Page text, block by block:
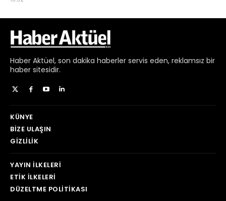
Haber Aktüel, son dakika haberler servis eden, reklamsız bir
haber sitesidir.
KÜNYE
BIZE ULAŞIN
GIZLILIK
YAYIN İLKELERI
ETIK İLKELERI
DÜZELTME POLITIKASI